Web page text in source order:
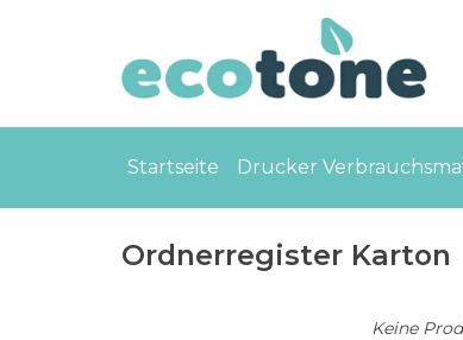
Startseite Drucker
Ordnerregister Karton
Keine